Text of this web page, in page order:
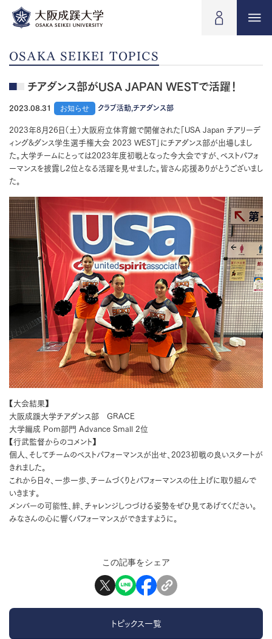
OSAKA SEIKEI TOPICS
チアダンス部がUSA JAPAN WESTで活躍！
2023.08.31 お知らせ クラブ活動,チアダンス部
2023年8月26日（土）大阪府立体育館で開催された「USA Japan チアリーデ
ィング&ダンス学生選手権大会 2023 WEST」にチアダンス部が出場しまし
た。大学チームにとっては2023年度初戦となった今大会ですが、ベストパフォ
ーマンスを披露し2位となる活躍を見せました。皆さん応援ありがとうございまし
た。
【大会結果】
大阪成蹊大学チアダンス部 GRACE
大学編成 Pom部門 Advance Small 2位
【行武監督からのコメント】
個人、そしてチームのベストパフォーマンスが出せ、2023初戦の良いスタートが
きれました。
これから日々、一歩一歩、チームづくりとパフォーマンスの仕上げに取り組んで
いきます。
メンバーの可能性、絆、チャレンジしつづける姿勢をぜひ見てあげてください。
みなさんの心に響くパフォーマンスができますように。
この記事をシェア
トピックス一覧